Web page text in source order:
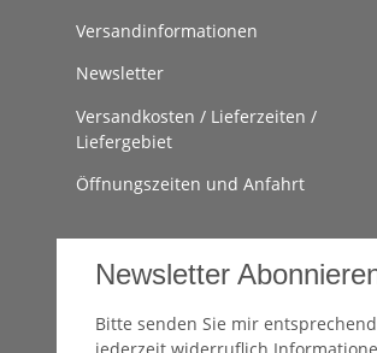
Versandinformationen
Newsletter
Versandkosten / Lieferzeiten /
Liefergebiet
Öffnungszeiten und Anfahrt
Newsletter
Bitte senden Sie mir